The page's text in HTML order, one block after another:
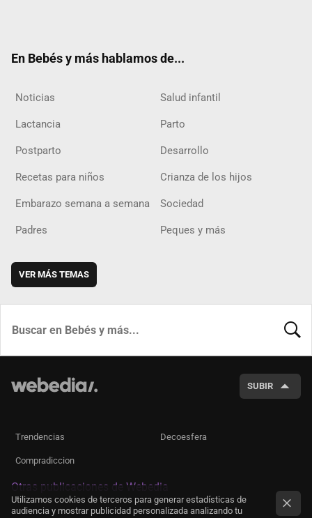
En Bebés y más hablamos de...
Noticias Salud infantil
Lactancia Parto
Postparto Desarrollo
Recetas para niños Crianza de los hijos
Embarazo semana a semana Sociedad
Padres Peques y más
VER MÁS TEMAS
SUBIR
Trendencias Decoesfera
Compradiccion
Otras publicaciones de Webedia
Utilizamos cookies de terceros para generar estadísticas de
audiencia y mostrar publicidad personalizada analizando tu